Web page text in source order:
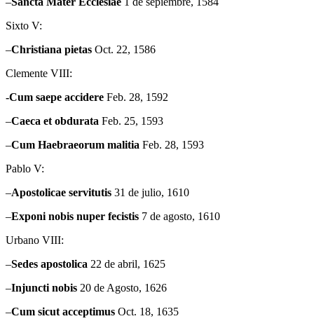
Sixto V:
–Christiana pietas Oct. 22, 1586
Clemente VIII:
-Cum saepe accidere Feb. 28, 1592
–Caeca et obdurata Feb. 25, 1593
–Cum Haebraeorum malitia Feb. 28, 1593
Pablo V:
–Apostolicae servitutis 31 de julio, 1610
–Exponi nobis nuper fecistis 7 de agosto, 1610
Urbano VIII:
–Sedes apostolica 22 de abril, 1625
–Injuncti nobis 20 de Agosto, 1626
–Cum sicut acceptimus Oct. 18, 1635